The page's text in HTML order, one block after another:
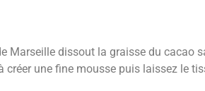
Marseille dissout la graisse du cacao
créer une fine mousse puis laissez le